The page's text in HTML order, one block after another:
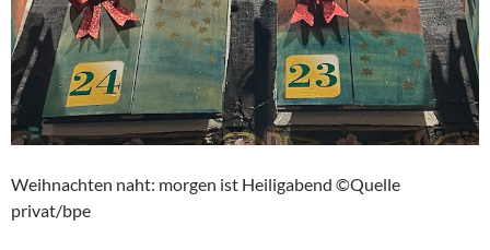
Weihnachten naht: morgen ist Heiligabend ©Quelle
privat/bpe